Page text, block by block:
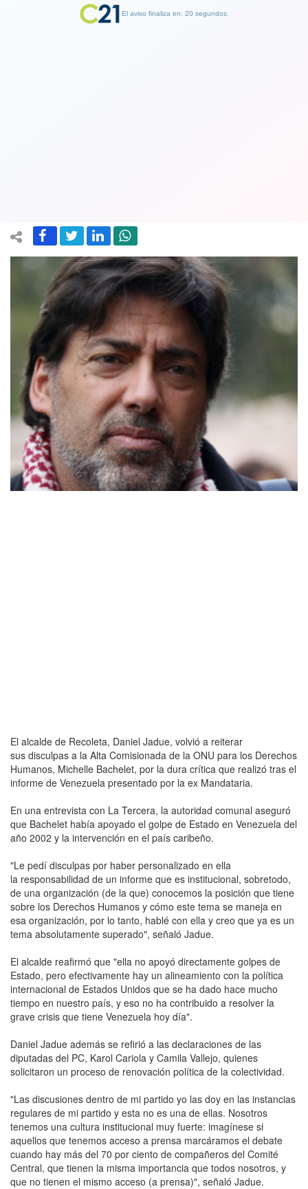
El alcalde de Recoleta, Daniel Jadue, volvió a reiterar
sus disculpas a la Alta Comisionada de la ONU para los Derechos
Humanos, Michelle Bachelet, por la dura crítica que realizó tras el
informe de Venezuela presentado por la ex Mandataria.
En una entrevista con La Tercera, la autoridad comunal aseguró
que Bachelet había apoyado el golpe de Estado en Venezuela del
año 2002 y la intervención en el país caribeño.
"Le pedí disculpas por haber personalizado en ella
la responsabilidad de un informe que es institucional, sobretodo,
de una organización (de la que) conocemos la posición que tiene
sobre los Derechos Humanos y cómo este tema se maneja en
esa organización, por lo tanto, hablé con ella y creo que ya es un
tema absolutamente superado", señaló Jadue.
El alcalde reafirmó que "ella no apoyó directamente golpes de
Estado, pero efectivamente hay un alineamiento con la política
internacional de Estados Unidos que se ha dado hace mucho
tiempo en nuestro país, y eso no ha contribuido a resolver la
grave crisis que tiene Venezuela hoy día".
Daniel Jadue además se refirió a las declaraciones de las
diputadas del PC, Karol Cariola y Camila Vallejo, quienes
solicitaron un proceso de renovación política de la colectividad.
"Las discusiones dentro de mi partido yo las doy en las instancias
regulares de mi partido y esta no es una de ellas. Nosotros
tenemos una cultura institucional muy fuerte: imagínese si
aquellos que tenemos acceso a prensa marcáramos el debate
cuando hay más del 70 por ciento de compañeros del Comité
Central, que tienen la misma importancia que todos nosotros, y
que no tienen el mismo acceso (a prensa)", señaló Jadue.
El aviso finaliza en: 19 segundos.